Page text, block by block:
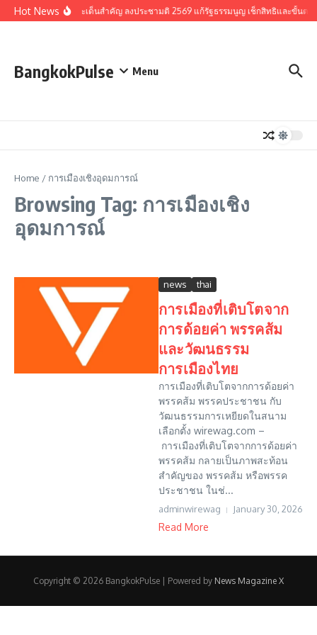
Skip to content
Hot Newsรวมประเด็นสำคัญ ลงประชามติ 2569 แก้รัฐธรรมนูญ เช็กสิทธิและขั้นตอ
BangkokPulse Menu
Home / การเมืองเชิงอุดมการณ์
Browsing Tag: การเมืองเชิง
อุดมการณ์
news thai
การเมืองที่เติบโตจาก
การด้อยค่า พรรคส้ม
และวัฒนธรรม
การเมืองไทย
การเมืองที่เติบโตจากการด้อยค่า
พรรคส้ม พรรคประชาชน กับ
วัฒนธรรมการเหยียดในสนาม
เลือกตั้ง wirewag.com –
การเมืองที่เติบโตจากการด้อยค่า
พรรคส้ม กลายเป็นภาพสะท้อน
สำคัญของ พรรคส้ม หรือพรรค
ประชาชน ในช่...
adminwirewag January 30, 2026
Read More
Copyright © 2026 BangkokPulse | Powered by News Magazine X